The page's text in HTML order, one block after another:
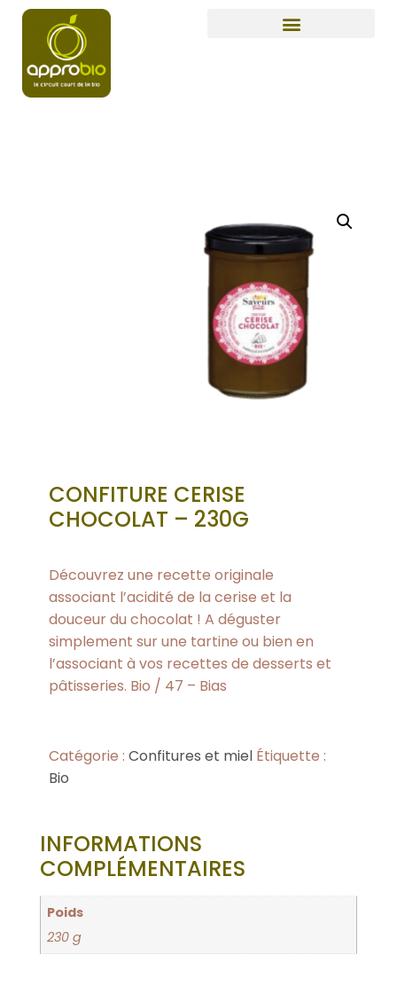
CONFITURE CERISE
CHOCOLAT – 230G
Découvrez une recette originale
associant l’acidité de la cerise et la
douceur du chocolat ! A déguster
simplement sur une tartine ou bien en
l’associant à vos recettes de desserts et
pâtisseries. Bio / 47 – Bias
Catégorie : Confitures et miel Étiquette :
Bio
INFORMATIONS
COMPLÉMENTAIRES
Poids
230 g